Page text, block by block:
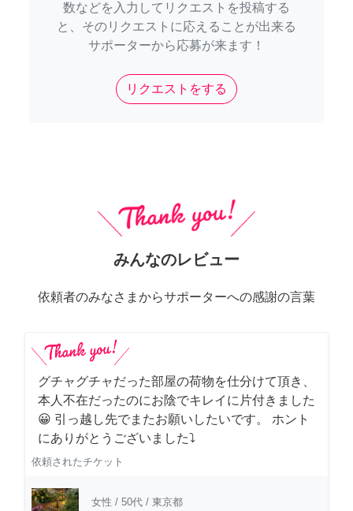
数などを入力してリクエストを投稿する
と、そのリクエストに応えることが出来る
サポーターから応募が来ます！
リクエストをする
みんなのレビュー
依頼者のみなさまからサポーターへの感謝の言葉
グチャグチャだった部屋の荷物を仕分けて頂き、
本人不在だったのにお陰でキレイに片付きました
😀 引っ越し先でまたお願いしたいです。 ホント
にありがとうございました⤵
依頼されたチケット
女性 / 50代 / 東京都